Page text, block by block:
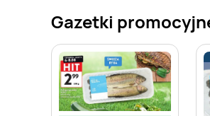
Gazetki